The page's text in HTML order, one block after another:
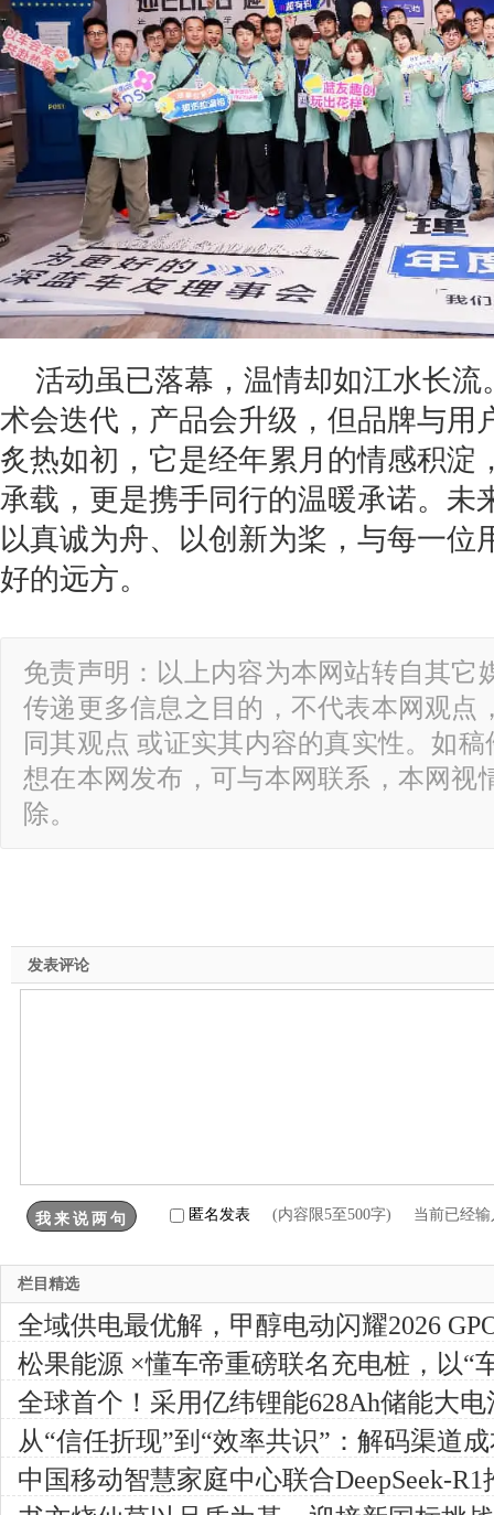
活动虽已落幕，温情却如江水长
术会迭代，产品会升级，但品牌与用
炙热如初，它是经年累月的情感积淀
承载，更是携手同行的温暖承诺。未
以真诚为舟、以创新为桨，与每一位
好的远方。
免责声明：以上内容为本网站转自其它
传递更多信息之目的，不代表本网观点
同其观点 或证实其内容的真实性。如
想在本网发布，可与本网联系，本网视
除。
发表评论
匿名发表 (内容限5至500字) 当前已经
栏目精选
全域供电最优解，甲醇电动闪耀2026
松果能源 ×懂车帝重磅联名充电桩，以“
家庭补能新场景
全球首个！采用亿纬锂能628Ah储能大
电站顺利送电！
从“信任折现”到“效率共识”：解码渠道
中国移动智慧家庭中心联合DeepSeek-